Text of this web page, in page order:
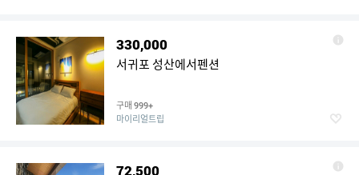
330,000
서귀포 성산에서펜션
구매 999+
마이리얼트립
72,500